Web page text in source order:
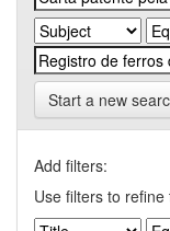
Start a new
Add filters:
Use filters to